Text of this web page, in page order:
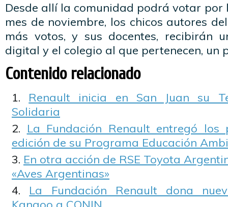
Desde allí la comunidad podrá votar por
mes de noviembre, los chicos autores
más votos, y sus docentes, recibirán
digital y el colegio al que pertenecen, un
Contenido relacionado
Renault inicia en San Juan su
Solidaria
La Fundación Renault entregó
edición de su Programa Educación
En otra acción de RSE Toyota
«Aves Argentinas»
La Fundación Renault dona